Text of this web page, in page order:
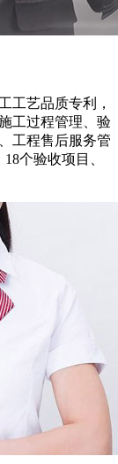
工艺品质专利，
工过程管理、验
工程售后服务管
个验收项目、